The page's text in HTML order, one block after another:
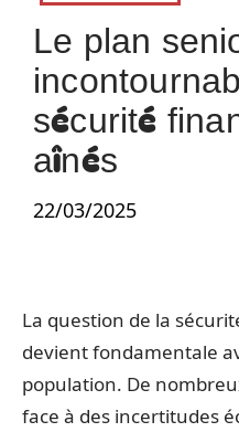
Le plan
sécurité
aînés
22/03/2025
La question de la
devient fondamentale
population. De
face à des incertitudes